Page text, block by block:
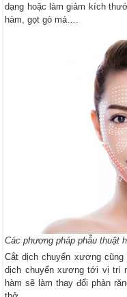
dạng hoặc làm giảm kích
hàm, gọt gò má….
Các phương pháp phẫu thuật
Cắt dịch chuyển xương
dịch chuyển xương tới vị trí
hàm sẽ làm thay đổi phàn